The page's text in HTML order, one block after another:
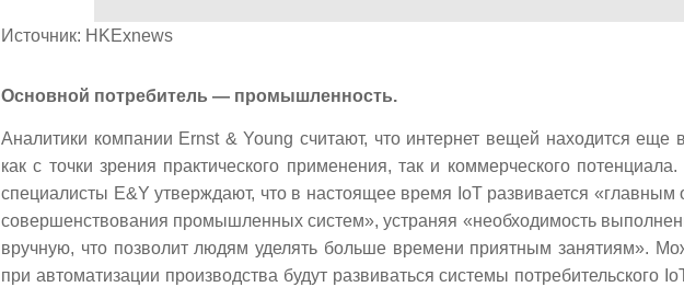
Источник: HKExnews
Основной потребитель — промышленность.
Аналитики компании Ernst & Young считают, что интернет вещей находится еще
как с точки зрения практического применения, так и коммерческого
специалисты E&Y утверждают, что в настоящее время IoT развивается «главным
совершенствования промышленных систем», устраняя «необходимость
вручную, что позволит людям уделять больше времени приятным занятиям».
при автоматизации производства будут развиваться системы потребительского